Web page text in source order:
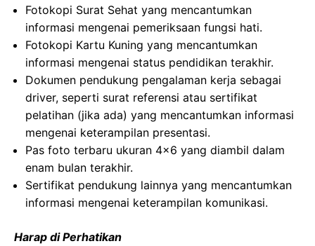
Fotokopi Surat Sehat yang mencantumkan
informasi mengenai pemeriksaan fungsi hati.
Fotokopi Kartu Kuning yang mencantumkan
informasi mengenai status pendidikan terakhir.
Dokumen pendukung pengalaman kerja sebagai
driver, seperti surat referensi atau sertifikat
pelatihan (jika ada) yang mencantumkan informasi
mengenai keterampilan presentasi.
Pas foto terbaru ukuran 4×6 yang diambil dalam
enam bulan terakhir.
Sertifikat pendukung lainnya yang mencantumkan
informasi mengenai keterampilan komunikasi.
Harap di Perhatikan